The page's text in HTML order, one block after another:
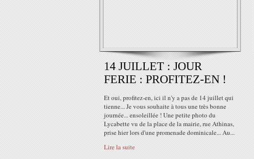
14 JUILLET : JOUR
FERIE : PROFITEZ-EN !
Et oui, profitez-en, ici il n'y a pas de 14 juillet qui
tienne... Je vous souhaite à tous une très bonne
journée... ensoleillée ! Une petite photo du
Lycabette vu de la place de la mairie, rue Athinas,
prise hier lors d'une promenade dominicale... Au...
Lire la suite